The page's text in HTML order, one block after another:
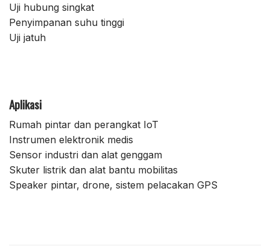
Uji hubung singkat
Penyimpanan suhu tinggi
Uji jatuh
Aplikasi
Rumah pintar dan perangkat IoT
Instrumen elektronik medis
Sensor industri dan alat genggam
Skuter listrik dan alat bantu mobilitas
Speaker pintar, drone, sistem pelacakan GPS